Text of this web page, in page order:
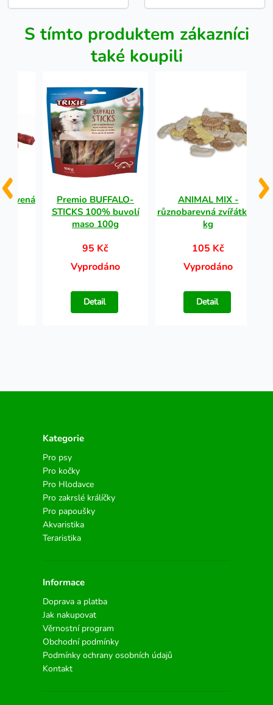
S tímto produktem zákazníci
také koupili
Premio BUFFALO-
STICKS 100% buvolí
maso 100g
95 Kč
Vyprodáno
Detail
ANIMAL MIX -
různobarevná zvířátka 1
kg
105 Kč
Vyprodáno
Detail
Kategorie
Pro psy
Pro kočky
Pro Hlodavce
Pro zakrslé králíčky
Pro papoušky
Akvaristika
Teraristika
Informace
Doprava a platba
Jak nakupovat
Věrnostní program
Obchodní podmínky
Podmínky ochrany osobních údajů
Kontakt